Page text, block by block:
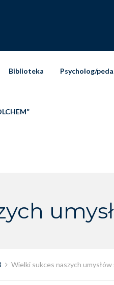
Biblioteka Psycholog/
Wielki sukces naszych umysłów